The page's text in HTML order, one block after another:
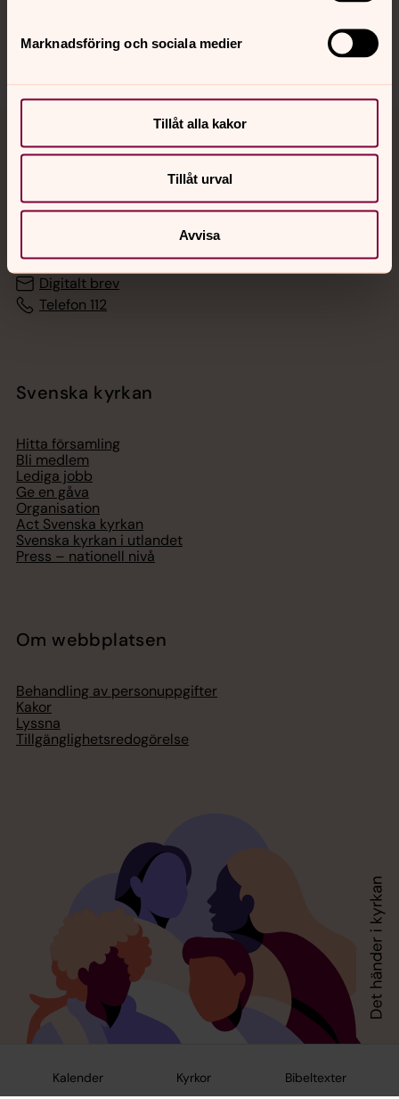
Marknadsföring och sociala medier
Tillåt alla kakor
Tillåt urval
Avvisa
Kalender Kyrkor Bibeltexter
Jourhavande präst
Akut samtals- och krisstöd. Prata eller chatta anonymt
med en präst på kvällar och nätter.
Chatt
Digitalt brev
Telefon 112
Svenska kyrkan
Hitta församling
Bli medlem
Lediga jobb
Ge en gåva
Organisation
Act Svenska kyrkan
Svenska kyrkan i utlandet
Press – nationell nivå
Om webbplatsen
Behandling av personuppgifter
Kakor
Lyssna
Tillgänglighetsredogörelse